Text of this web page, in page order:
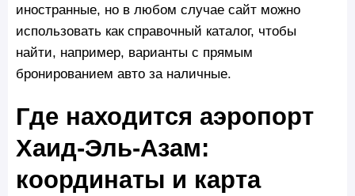
иностранные, но в любом случае сайт можно
использовать как справочный каталог, чтобы
найти, например, варианты с прямым
бронированием авто за наличные.
Где находится аэропорт
Хаид-Эль-Азам:
координаты и карта